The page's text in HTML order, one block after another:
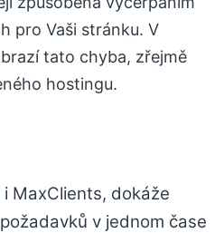
pro Vaši stránku. V
tato chyba, zřejmě
hostingu.
MaxClients, dokáže
v jednom čase